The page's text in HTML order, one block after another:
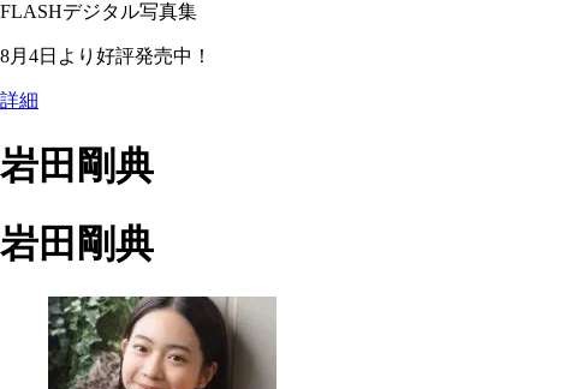
FLASHデジタル写真集
8月4日より好評発売中！
詳細
岩田剛典
岩田剛典